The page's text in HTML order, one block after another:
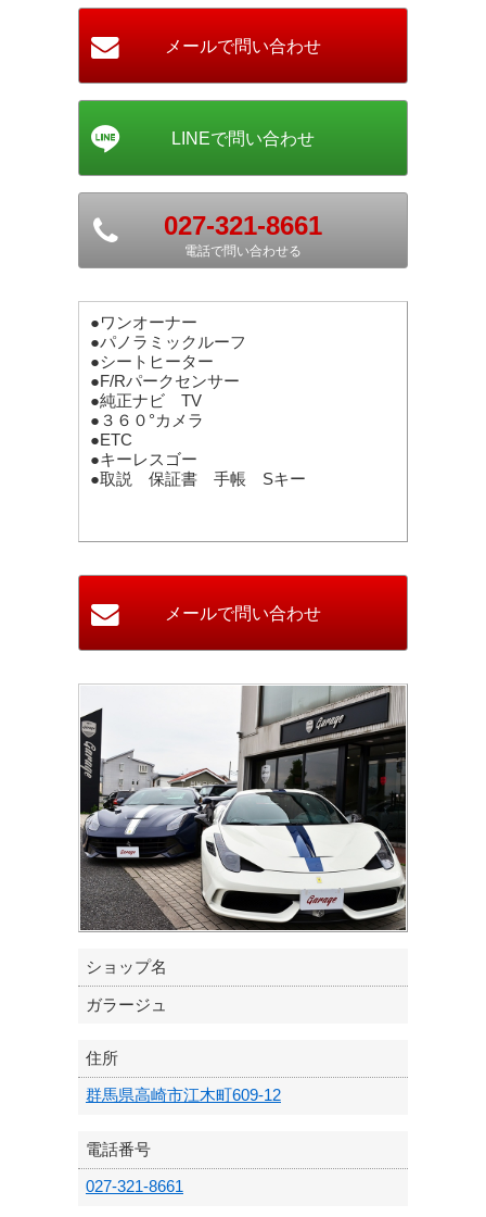
027-321-8661
電話で問い合わせる
●ワンオーナー
●パノラミックルーフ
●シートヒーター
●F/Rパークセンサー
●純正ナビ TV
●３６０°カメラ
●ETC
●キーレスゴー
●取説 保証書 手帳 Sキー
ショップ名
ガラージュ
住所
群馬県高崎市江木町609-12
電話番号
027-321-8661